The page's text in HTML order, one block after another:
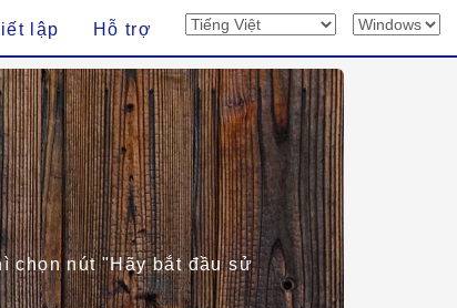
lập Hỗ trợ
chọn nút "Hãy bắt đầu sử